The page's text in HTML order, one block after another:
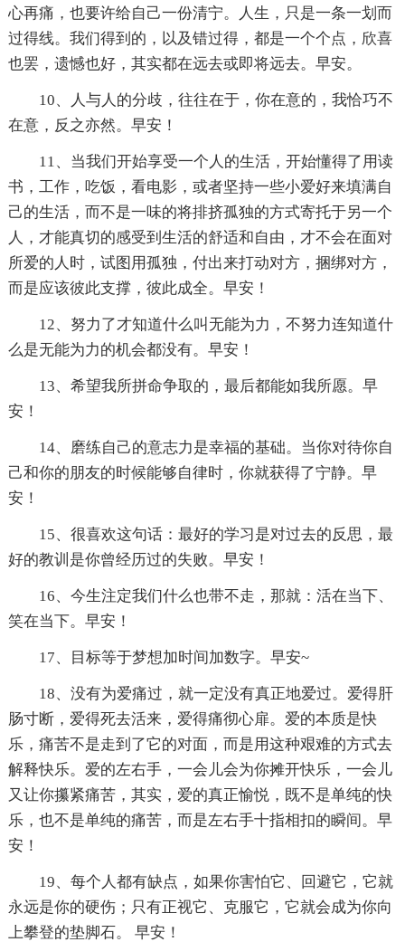
心再痛，也要许给自己一份清宁。人生，只是一条一划而
过得线。我们得到的，以及错过得，都是一个个点，欣喜
也罢，遗憾也好，其实都在远去或即将远去。早安。
10、人与人的分歧，往往在于，你在意的，我恰巧不
在意，反之亦然。早安！
11、当我们开始享受一个人的生活，开始懂得了用读
书，工作，吃饭，看电影，或者坚持一些小爱好来填满自
己的生活，而不是一味的将排挤孤独的方式寄托于另一个
人，才能真切的感受到生活的舒适和自由，才不会在面对
所爱的人时，试图用孤独，付出来打动对方，捆绑对方，
而是应该彼此支撑，彼此成全。早安！
12、努力了才知道什么叫无能为力，不努力连知道什
么是无能为力的机会都没有。早安！
13、希望我所拼命争取的，最后都能如我所愿。早
安！
14、磨练自己的意志力是幸福的基础。当你对待你自
己和你的朋友的时候能够自律时，你就获得了宁静。早
安！
15、很喜欢这句话：最好的学习是对过去的反思，最
好的教训是你曾经历过的失败。早安！
16、今生注定我们什么也带不走，那就：活在当下、
笑在当下。早安！
17、目标等于梦想加时间加数字。早安~
18、没有为爱痛过，就一定没有真正地爱过。爱得肝
肠寸断，爱得死去活来，爱得痛彻心扉。爱的本质是快
乐，痛苦不是走到了它的对面，而是用这种艰难的方式去
解释快乐。爱的左右手，一会儿会为你摊开快乐，一会儿
又让你攥紧痛苦，其实，爱的真正愉悦，既不是单纯的快
乐，也不是单纯的痛苦，而是左右手十指相扣的瞬间。早
安！
19、每个人都有缺点，如果你害怕它、回避它，它就
永远是你的硬伤；只有正视它、克服它，它就会成为你向
上攀登的垫脚石。 早安！